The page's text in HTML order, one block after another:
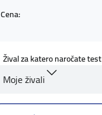
Cena:
Žival za katero naročate test
Moje živali